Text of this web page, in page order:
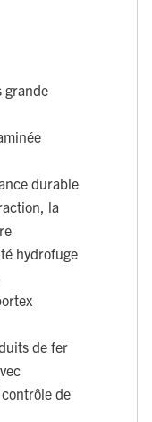
grande
durable
la
hydrofuge
de fer
de